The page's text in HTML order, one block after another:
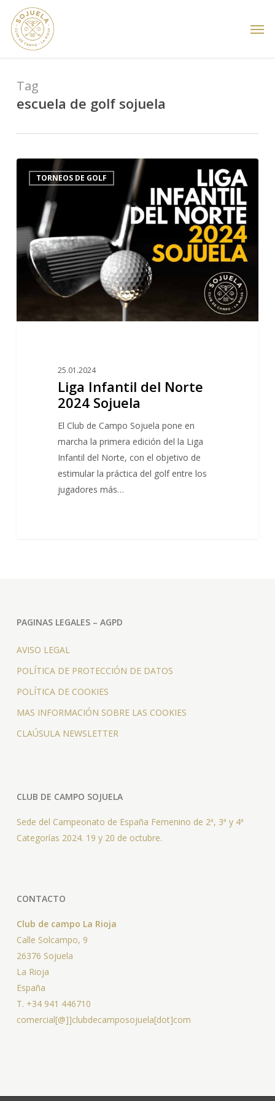
main
Tag
escuela de golf sojuela
Infantil
2024
Sojuela
TORNEOS DE GOLF
25.01.2024
Liga Infantil del Norte
2024 Sojuela
El Club de Campo Sojuela pone en
marcha la primera edición del la Liga
Infantil del Norte, con el objetivo de
estimular la práctica del golf entre los
jugadores más…
PAGINAS LEGALES – AGPD
AVISO LEGAL
POLÍTICA DE PROTECCIÓN DE DATOS
POLÍTICA DE COOKIES
MAS INFORMACIÓN SOBRE LAS COOKIES
CLAÚSULA NEWSLETTER
CLUB DE CAMPO SOJUELA
Sede del Campeonato de España Femenino de 2ª, 3ª y 4ª
Categorías 2024. 19 y 20 de octubre.
CONTACTO
Club de campo La Rioja
Calle Solcampo, 9
26376 Sojuela
La Rioja
España
T. +34 941 446710
comercial[@]]clubdecamposojuela[dot]com